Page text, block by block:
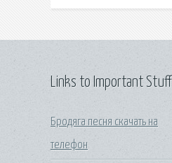
Links to Important Stuff
Бродяга песня скачать на
телефон